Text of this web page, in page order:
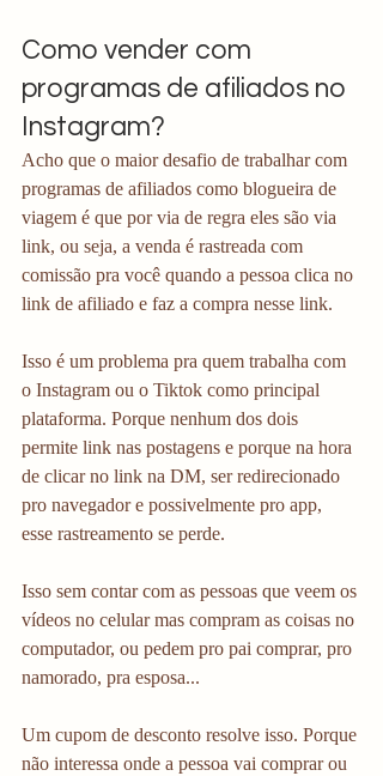
Como vender com
programas de afiliados no
Instagram?
Acho que o maior desafio de trabalhar com
programas de afiliados como blogueira de
viagem é que por via de regra eles são via
link, ou seja, a venda é rastreada com
comissão pra você quando a pessoa clica no
link de afiliado e faz a compra nesse link.
Isso é um problema pra quem trabalha com
o Instagram ou o Tiktok como principal
plataforma. Porque nenhum dos dois
permite link nas postagens e porque na hora
de clicar no link na DM, ser redirecionado
pro navegador e possivelmente pro app,
esse rastreamento se perde.
Isso sem contar com as pessoas que veem os
vídeos no celular mas compram as coisas no
computador, ou pedem pro pai comprar, pro
namorado, pra esposa...
Um cupom de desconto resolve isso. Porque
não interessa onde a pessoa vai comprar ou